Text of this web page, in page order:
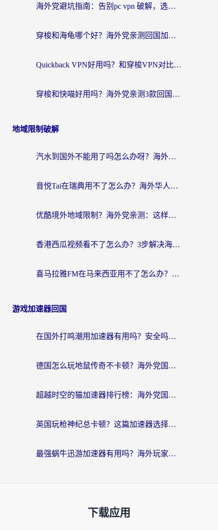
海外党避坑指南：告别pc vpn 破解，选对回国加速器轻松访问国内资源
穿梭和海龟哪个好？海外党亲测回国加速器，附电脑免费VPN推荐
Quickback VPN好用吗？和穿梭VPN对比哪个回国效果更好？海外党必看的真实测评与选择指南
穿梭和快喵好用吗？海外党亲测3款回国加速器，附日本回国VPN避坑指南
地域限制破解
汽水到国外不能用了吗怎么办呀？海外党追剧看片的救星在这里！
音悦Tai在瑞典用不了怎么办？海外华人追剧听歌的实用指南
优酷境外地域限制？海外党亲测：这样看国内剧再也不卡（附3个实用场景解决）
香港西瓜视频看不了怎么办？3步解决海外追剧难题，附靠谱加速器推荐
喜马拉雅FM在马来西亚用不了怎么办？海外华人亲测有效的回国加速指南
游戏加速器回国
在国外打鸣潮用加速器有用吗？安全吗？海外玩家国服游戏加速全指南
德国怎么玩地鼠传奇不卡顿？海外党国服游戏加速全攻略（含战双EVE实用指南）
超越时空的猫加速器排行榜：海外党国服游戏不卡顿的终极选择指南
英国玩枪神纪总卡顿？这篇加速器选择指南帮你告别延迟（附实测推荐）
最强蜗牛迅游加速器有用吗？海外玩家国服游戏加速避坑指南（附德国玩忍者必须死3流星蝴蝶剑解决办法）
下载应用